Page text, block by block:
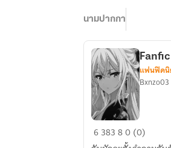
นามปากกา
Fanfic
Naruto
แฟนฟิคนิ
Bxnzo03
638380 (0)